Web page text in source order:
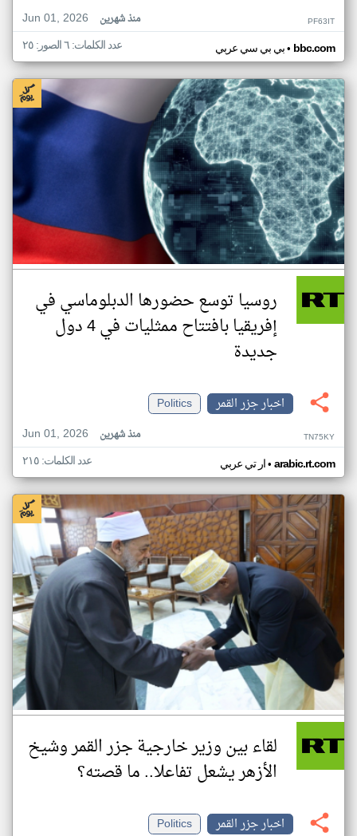
Jun 01, 2026
منذ شهرين PF63IT
بي بي سي عربي• bbc.com عدد الكلمات: ٦ الصور: ٢٥
روسيا توسع حضورها الدبلوماسي في
إفريقيا بافتتاح ممثليات في 4 دول
جديدة
اخبار جزر القمر
Politics
Jun 01, 2026
منذ شهرين TN75KY
ار تي عربي• arabic.rt.com عدد الكلمات: ٢١٥
لقاء بين وزير خارجية جزر القمر وشيخ
الأزهر يشعل تفاعلا.. ما قصته؟
اخبار جزر القمر
Politics